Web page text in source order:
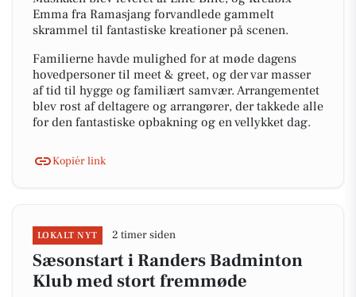
Emma fra Ramasjang forvandlede gammelt
skrammel til fantastiske kreationer på scenen.
Familierne havde mulighed for at møde dagens
hovedpersoner til meet & greet, og der var masser
af tid til hygge og familiært samvær. Arrangementet
blev rost af deltagere og arrangører, der takkede alle
for den fantastiske opbakning og en vellykket dag.
Kopiér link
LOKALT NYT 2 timer siden
Sæsonstart i Randers Badminton
Klub med stort fremmøde